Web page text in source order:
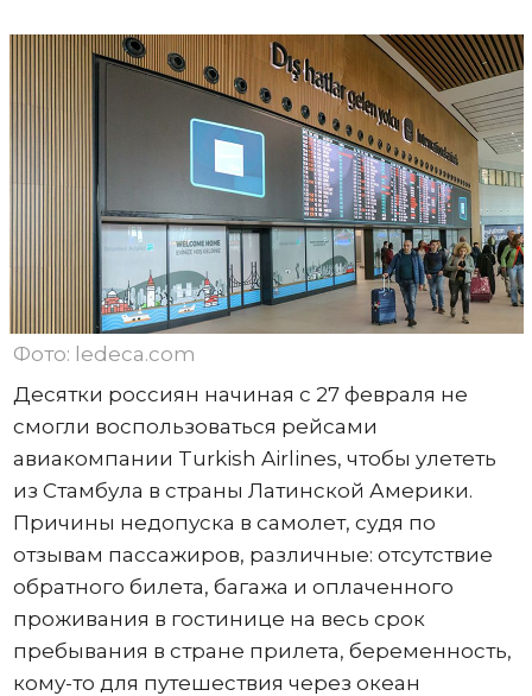
Фото: ledeca.com
Десятки россиян начиная с 27 февраля не
смогли воспользоваться рейсами
авиакомпании Turkish Airlines, чтобы улететь
из Стамбула в страны Латинской Америки.
Причины недопуска в самолет, судя по
отзывам пассажиров, различные: отсутствие
обратного билета, багажа и оплаченного
проживания в гостинице на весь срок
пребывания в стране прилета, беременность,
кому-то для путешествия через океан